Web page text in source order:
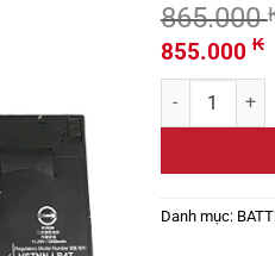
865.000
Giá
gốc
là:
855.000 ₭
NBD151 HP-
Danh mục: